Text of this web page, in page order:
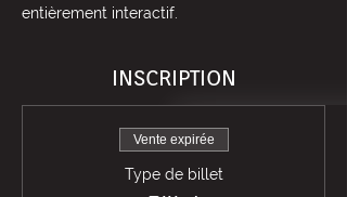
entièrement interactif.
INSCRIPTION
Vente expirée
Type de billet